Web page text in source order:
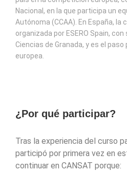
Nacional, en la que participa un
Autónoma (CCAA). En España,
organizada por ESERO Spain,
Ciencias de Granada, y es el
europea.
¿Por qué participar?
Tras la experiencia del curso
participó por primera vez en
continuar en CANSAT porque: